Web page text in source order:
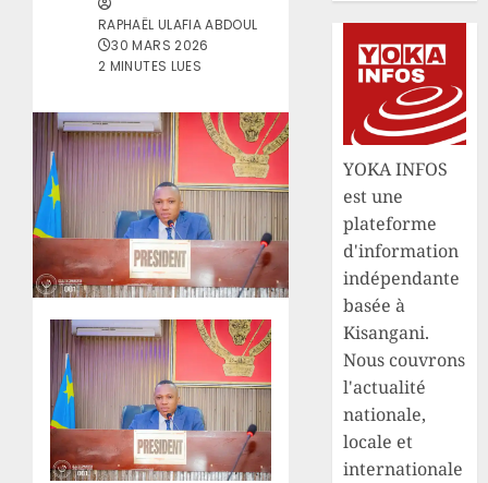
RAPHAËL ULAFIA ABDOUL
30 MARS 2026
2 MINUTES LUES
YOKA INFOS
est une
plateforme
d'information
indépendante
basée à
Kisangani.
Nous couvrons
l'actualité
nationale,
locale et
internationale